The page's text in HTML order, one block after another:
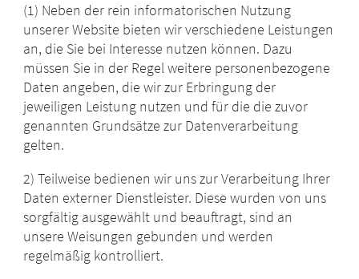
(1) Neben der rein informatorischen Nutzung
unserer Website bieten wir verschiedene Leistungen
an, die Sie bei Interesse nutzen können. Dazu
müssen Sie in der Regel weitere personenbezogene
Daten angeben, die wir zur Erbringung der
jeweiligen Leistung nutzen und für die die zuvor
genannten Grundsätze zur Datenverarbeitung
gelten.
2) Teilweise bedienen wir uns zur Verarbeitung Ihrer
Daten externer Dienstleister. Diese wurden von uns
sorgfältig ausgewählt und beauftragt, sind an
unsere Weisungen gebunden und werden
regelmäßig kontrolliert.